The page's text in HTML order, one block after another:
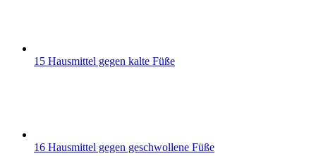
15 Hausmittel gegen kalte Füße
16 Hausmittel gegen geschwollene Füße